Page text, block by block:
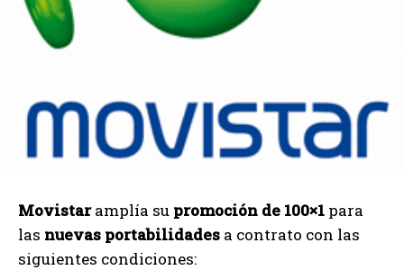
Movistaramplía su promoción de 100×1 para
las nuevas portabilidades a contrato con las
siguientes condiciones: